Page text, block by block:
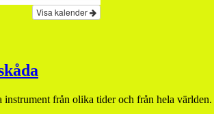
Visa kalender
instrument från olika tider och från hela världen.